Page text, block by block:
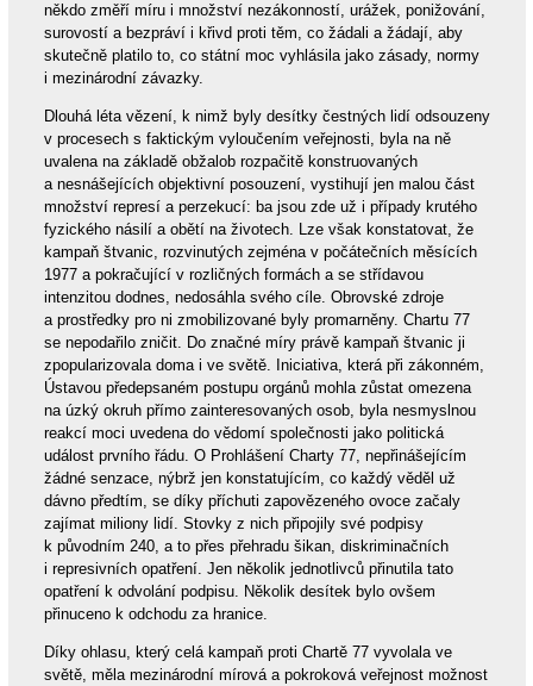
někdo změří míru i množství nezákonností, urážek, ponižování,
surovostí a bezpráví i křivd proti těm, co žádali a žádají, aby
skutečně platilo to, co státní moc vyhlásila jako zásady, normy
i mezinárodní závazky.
Dlouhá léta vězení, k nimž byly desítky čestných lidí odsouzeny
v procesech s faktickým vyloučením veřejnosti, byla na ně
uvalena na základě obžalob rozpačitě konstruovaných
a nesnášejících objektivní posouzení, vystihují jen malou část
množství represí a perzekucí: ba jsou zde už i případy krutého
fyzického násilí a obětí na životech. Lze však konstatovat, že
kampaň štvanic, rozvinutých zejména v počátečních měsících
1977 a pokračující v rozličných formách a se střídavou
intenzitou dodnes, nedosáhla svého cíle. Obrovské zdroje
a prostředky pro ni zmobilizované byly promarněny. Chartu 77
se nepodařilo zničit. Do značné míry právě kampaň štvanic ji
zpopularizovala doma i ve světě. Iniciativa, která při zákonném,
Ústavou předepsaném postupu orgánů mohla zůstat omezena
na úzký okruh přímo zainteresovaných osob, byla nesmyslnou
reakcí moci uvedena do vědomí společnosti jako politická
událost prvního řádu. O Prohlášení Charty 77, nepřinášejícím
žádné senzace, nýbrž jen konstatujícím, co každý věděl už
dávno předtím, se díky příchuti zapovězeného ovoce začaly
zajímat miliony lidí. Stovky z nich připojily své podpisy
k původním 240, a to přes přehradu šikan, diskriminačních
i represivních opatření. Jen několik jednotlivců přinutila tato
opatření k odvolání podpisu. Několik desítek bylo ovšem
přinuceno k odchodu za hranice.
Díky ohlasu, který celá kampaň proti Chartě 77 vyvolala ve
světě, měla mezinárodní mírová a pokroková veřejnost možnost